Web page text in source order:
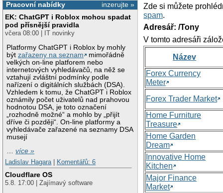
inzerujte »
Pracovní nabídky
EK: ChatGPT i Roblox mohou spadat
pod přísnější pravidla
včera 08:00 | IT novinky
Platformy ChatGPT i Roblox by mohly
býtzařazeny na seznam
mimořádně
velkých on-line platforem nebo
internetových vyhledávačů, na něž se
vztahují zvláštní podmínky podle
nařízení o digitálních službách (DSA).
Vzhledem k tomu, že ChatGPT i Roblox
oznámily počet uživatelů nad prahovou
hodnotou DSA, je toto označení
„rozhodně možné“ a mohlo by „přijít
dříve či později“. On-line platformy a
vyhledávače zařazené na seznamy DSA
musejí
…více »
Ladislav Hagara
Komentářů: 6
Cloudflare OS
5.8. 17:00 | Zajímavý software
Zde si můžete
spam.
Adresář: /Tony
V tomto adresáři
Název
Forex Currency
Meter
Forex Trader Market
Home Furniture
Treasure
Home Garden
Dream
Innovative Home
Kitchen
Major Finance
Market